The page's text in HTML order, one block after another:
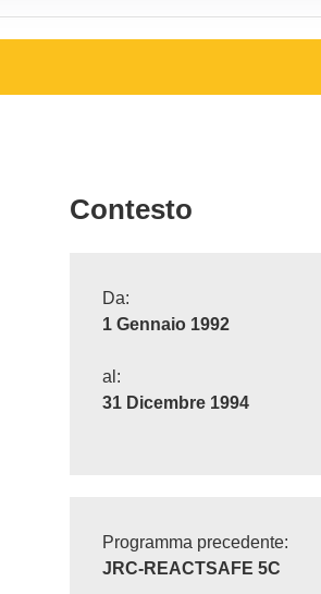
Contesto
Da:
1 Gennaio 1992
al:
31 Dicembre 1994
Programma precedente:
JRC-REACTSAFE 5C